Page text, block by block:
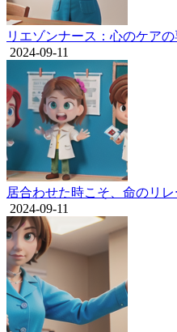
リエゾンナース：心のケア
2024-09-11
居合わせた時こそ、命のリ
2024-09-11